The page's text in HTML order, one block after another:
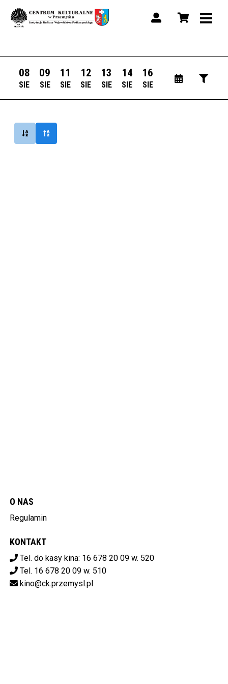
08
SIE
09
SIE
11
SIE
12
SIE
13
SIE
14
SIE
16
SIE
O NAS
Regulamin
KONTAKT
Tel. do kasy kina: 16 678 20 09 w. 520
Tel. 16 678 20 09 w. 510
kino@ck.przemysl.pl